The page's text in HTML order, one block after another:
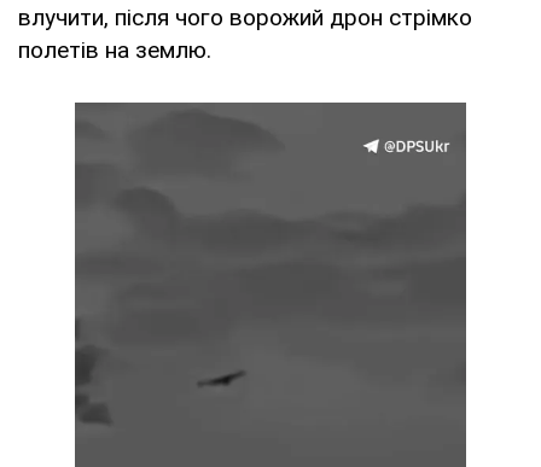
влучити, після чого ворожий дрон стрімко
полетів на землю.